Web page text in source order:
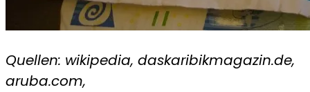
Quellen: wikipedia, daskaribikmagazin.de,
aruba.com,